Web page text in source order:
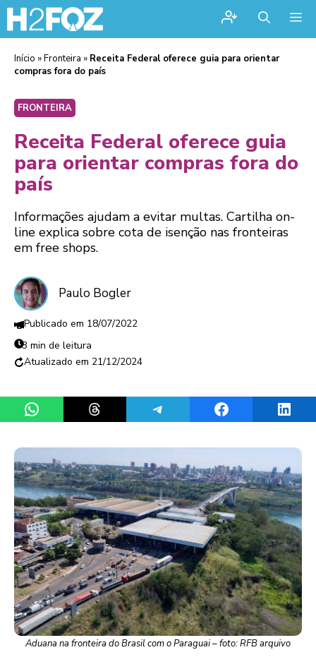
Início »Fronteira » Receita Federal oferece guia para orientar
compras fora do país
FRONTEIRA
Receita Federal oferece guia
para orientar compras fora do
país
Informações ajudam a evitar multas. Cartilha on-
line explica sobre cota de isenção nas fronteiras
em free shops.
Paulo Bogler
18/07/2022
3 min de leitura
21/12/2024
Share on WhatsAppShare on ThreadsShare on TelegramShare on Facebook
Aduana na fronteira do Brasil com o Paraguai – foto: RFB arquivo